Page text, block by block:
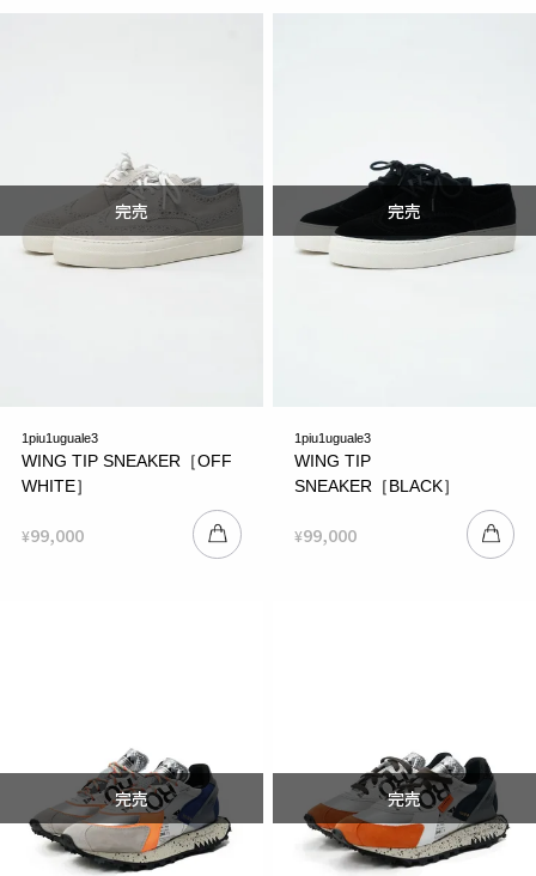
1piu1uguale3
WING TIP SNEAKER［OFF
WHITE］
¥99,000
1piu1uguale3
WING TIP
SNEAKER［BLACK］
¥99,000